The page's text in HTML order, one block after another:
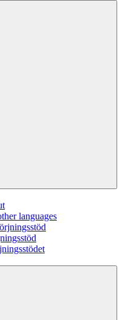
languages